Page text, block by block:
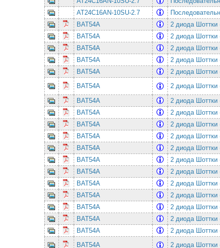
AT24C16AN-10SU-2.7
BAT54A
2 диода
BAT54A
2 диода
BAT54A
2 диода
BAT54A
2 диода
BAT54A
2 диода
BAT54A
2 диода
BAT54A
2 диода
BAT54A
2 диода
BAT54A
2 диода
BAT54A
2 диода
BAT54A
2 диода
BAT54A
2 диода
BAT54A
2 диода
BAT54A
2 диода
BAT54A
2 диода
BAT54A
2 диода
BAT54A
2 диода
BAT54A
2 диода
BAT54A
2 диода